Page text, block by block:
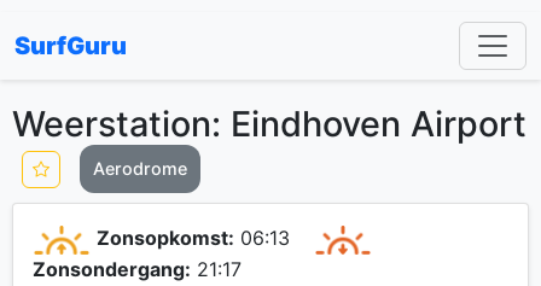
SurfGuru
Weerstation: Eindhoven Airport
Aerodrome
Zonsopkomst: 06:13
Zonsondergang: 21:17